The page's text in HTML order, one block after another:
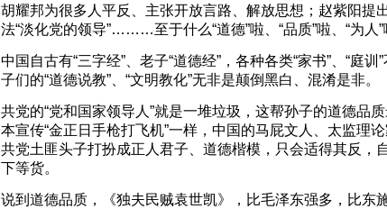
胡耀邦为很多人平反、主张开放言路、解放思想；赵紫阳提
法“淡化党的领导”………至于什么“道德”啦、“品质”啦、“为
中国自古有“三字经”、老子“道德经”，各种各类“家书”、“庭
子们的“道德说教”、“文明教化”无非是颠倒黑白、混淆是非。
共党的“党和国家领导人”就是一堆垃圾，这帮孙子的道德品
本宣传“金正日手枪打飞机”一样，中国的马屁文人、太监理
共党土匪头子打扮成正人君子、道德楷模，只会适得其反，
下等货。
说到道德品质，《独夫民贼袁世凯》，比毛泽东强多，比东